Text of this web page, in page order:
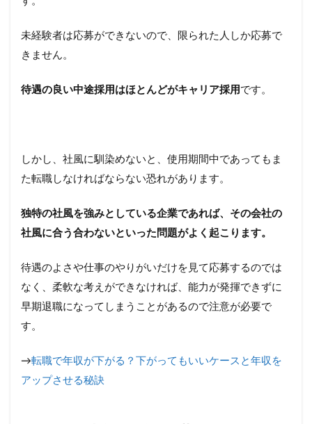
未経験者は応募ができないので、限られた人しか応募で
きません。
待遇の良い中途採用はほとんどがキャリア採用 です。
しかし、社風に馴染めないと、使用期間中であってもま
た転職しなければならない恐れがあります。
独特の社風を強みとしている企業であれば、その会社の
社風に合う合わないといった問題がよく起こります。
待遇のよさや仕事のやりがいだけを見て応募するのでは
なく、柔軟な考えができなければ、能力が発揮できずに
早期退職になってしまうことがあるので注意が必要で
す。
→転職で年収が下がる？下がってもいいケースと年収を
アップさせる秘訣